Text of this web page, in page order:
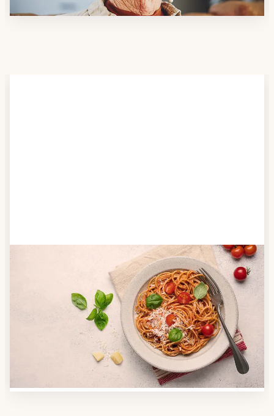
Anbieter finden
Nutzen Sie unsere große Mahlzeiten-Dienst-Suche,
um herauszufinden, welche Anbieter es in Ihrer
Region gibt und welcher am besten zu Ihnen passt.
Verschaffen Sie sich auch einen Überblick über die
Essen auf Rädern-Kosten.